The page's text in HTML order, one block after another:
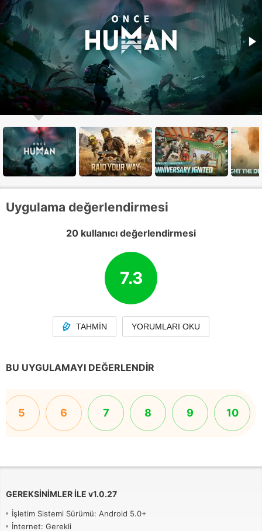
Uygulama değerlendirmesi
20 kullanıcı değerlendirmesi
7.3
TAHMIN YORUMLARI OKU
BU UYGULAMAYI DEĞERLENDIR
5 6 7 8 9 10
GEREKSINIMLER ILE v1.0.27
İşletim Sistemi Sürümü: Android 5.0+
İnternet: Gerekli